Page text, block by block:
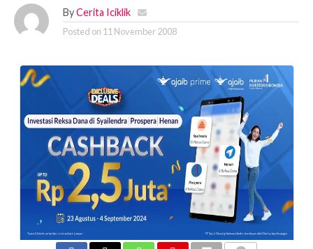
By Cerita Iciklik
Posted on 11 November 2008